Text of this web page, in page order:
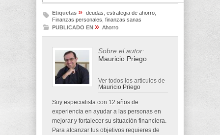
Etiquetas » deudas estrategia de ahorro
Finanzas personales finanzas sanas
PUBLICADO EN » Ahorro
Sobre el autor:
Mauricio Priego
Ver todos los artículos de
Mauricio Priego
Soy especialista con 12 años de
experiencia en ayudar a las personas en
mejorar y fortalecer su situación financiera.
Para alcanzar tus objetivos requieres de